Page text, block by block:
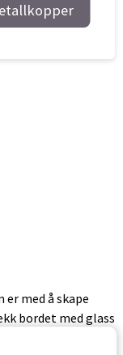
med å skape
bordet med glass